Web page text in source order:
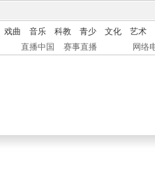
戏曲 音乐 科教 青少 文化
艺术
直播中国 赛事直播 网络